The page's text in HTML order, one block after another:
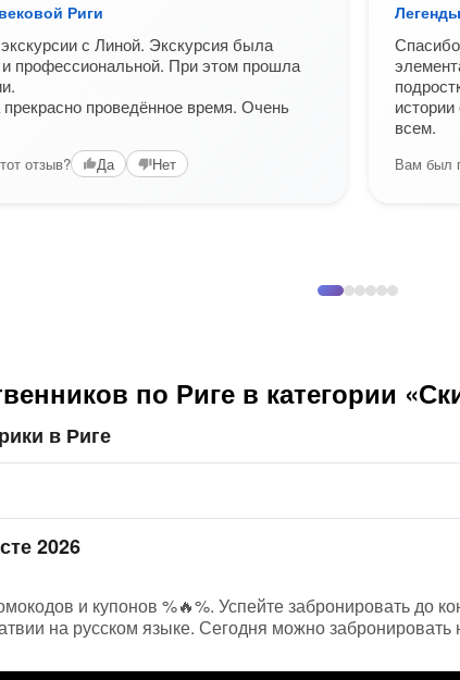
Риги
с Линой. Экскурсия была
профессиональной. При этом прошла
проведённое время. Очень
отзыв? Да Нет
всем.
Вам был
по Риге в категории
в Риге
2026
и купонов %🔥%. Успейте забронировать до
на русском языке. Сегодня можно забронировать